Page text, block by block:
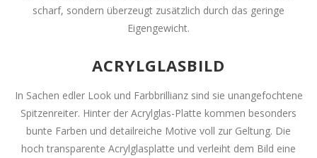
scharf, sondern überzeugt zusätzlich durch das geringe
Eigengewicht.
ACRYLGLASBILD
In Sachen edler Look und Farbbrillianz sind sie unangefochtene
Spitzenreiter. Hinter der Acrylglas-Platte kommen besonders
bunte Farben und detailreiche Motive voll zur Geltung. Die
hoch transparente Acrylglasplatte und verleiht dem Bild eine